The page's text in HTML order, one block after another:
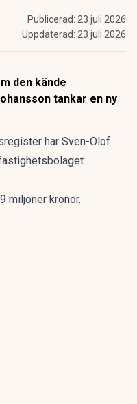
Publicerad: 23 juli 2026
Uppdaterad: 23 juli 2026
den kände
tankar en ny
har Sven-Olof
miljoner kronor.